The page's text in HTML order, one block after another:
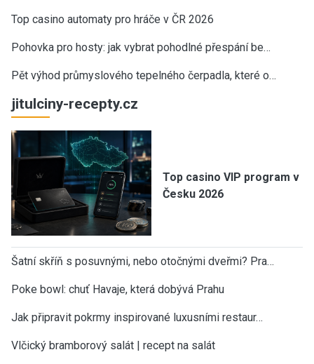
Top casino automaty pro hráče v ČR 2026
Pohovka pro hosty: jak vybrat pohodlné přespání be…
Pět výhod průmyslového tepelného čerpadla, které o…
jitulciny-recepty.cz
Top casino VIP program v
Česku 2026
Šatní skříň s posuvnými, nebo otočnými dveřmi? Pra…
Poke bowl: chuť Havaje, která dobývá Prahu
Jak připravit pokrmy inspirované luxusními restaur…
Vlčický bramborový salát | recept na salát